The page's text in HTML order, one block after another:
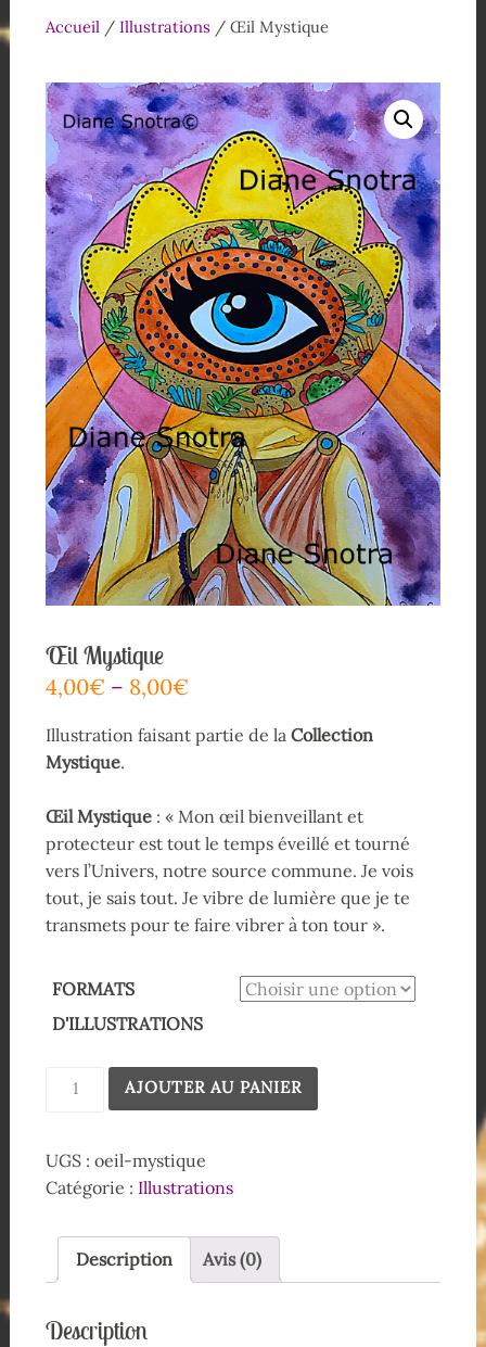
Accueil/ Illustrations/ Œil Mystique
Œil Mystique
4,00€– 8,00€
Illustration faisant partie de la Collection
Mystique.
Œil Mystique: « Mon œil bienveillant et
protecteur est tout le temps éveillé et tourné
vers l’Univers, notre source commune. Je vois
tout, je sais tout. Je vibre de lumière que je te
transmets pour te faire vibrer à ton tour ».
FORMATS
D'ILLUSTRATIONS
AJOUTER AU PANIER
UGS : oeil-mystique
Catégorie : Illustrations
Description Avis (0)
Description